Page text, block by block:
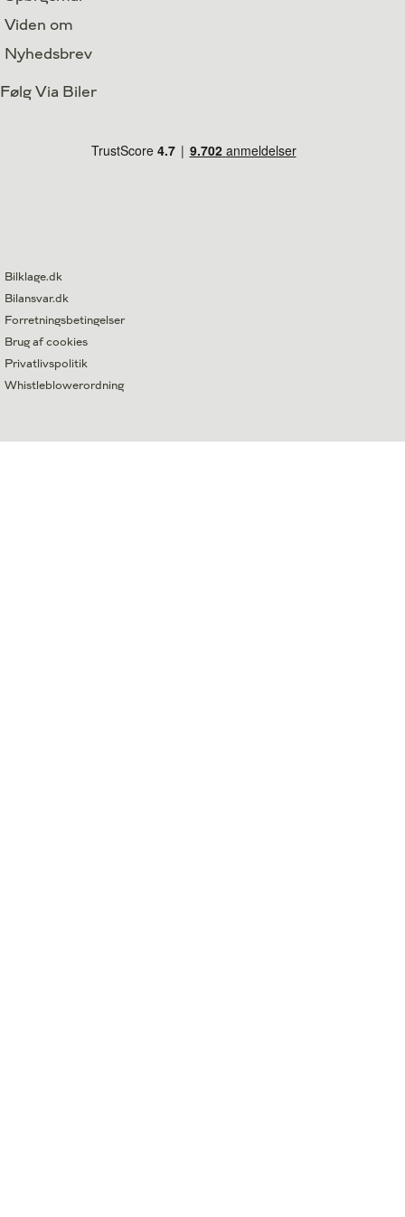
Viden om
Nyhedsbrev
Følg Via Biler
Bilklage.dk
Bilansvar.dk
Forretningsbetingelser
Brug af cookies
Privatlivspolitik
Whistleblowerordning